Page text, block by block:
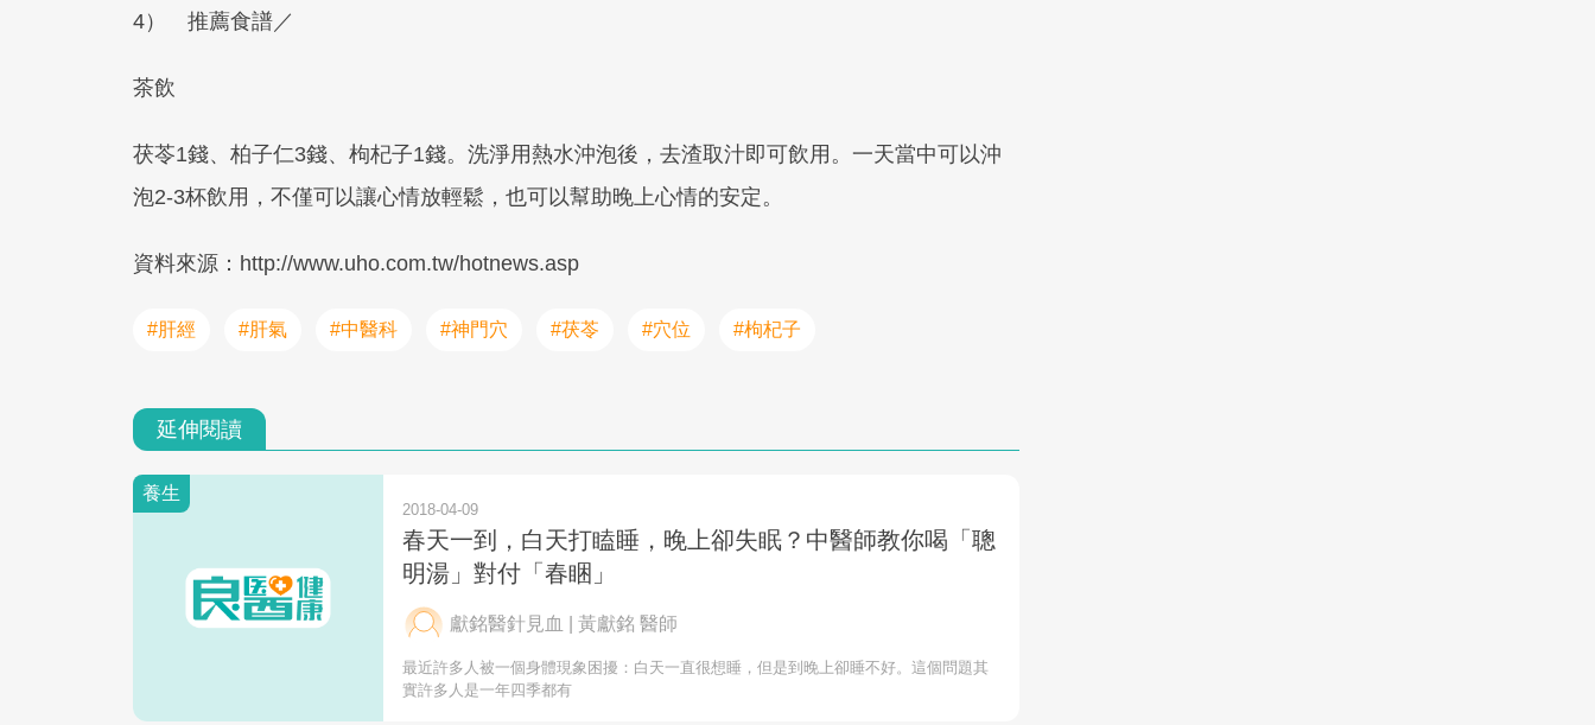
4） 推薦食譜／
茶飲
茯苓1錢、柏子仁3錢、枸杞子1錢。洗淨用熱水沖泡後，去渣取汁即可飲用。一天當中可以沖
泡2-3杯飲用，不僅可以讓心情放輕鬆，也可以幫助晚上心情的安定。
資料來源：http://www.uho.com.tw/hotnews.asp
#肝經 #肝氣 #中醫科 #神門穴 #茯苓 #穴位 #枸杞子
延伸閱讀
養生
2018-04-09
春天一到，白天打瞌睡，晚上卻失眠？中醫師教你喝「聰
明湯」對付「春睏」
獻銘醫針見血 | 黃獻銘 醫師
最近許多人被一個身體現象困擾：白天一直很想睡，但是到晚上卻睡不好。這個問題其
實許多人是一年四季都有